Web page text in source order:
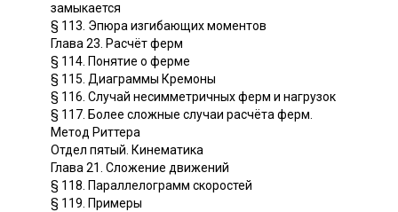
замыкается
§ 113. Эпюра изгибающих моментов
Глава 23. Расчёт ферм
§ 114. Понятие о ферме
§ 115. Диаграммы Кремоны
§ 116. Случай несимметричных ферм и нагрузок
§ 117. Более сложные случаи расчёта ферм.
Метод Риттера
Отдел пятый. Кинематика
Глава 21. Сложение движений
§ 118. Параллелограмм скоростей
§ 119. Примеры